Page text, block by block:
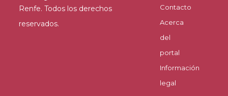
Renfe. Todos los derechos
reservados.
Contacto
Acerca
del
portal
Información
legal